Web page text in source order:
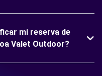
mi reserva de
Valet Outdoor?